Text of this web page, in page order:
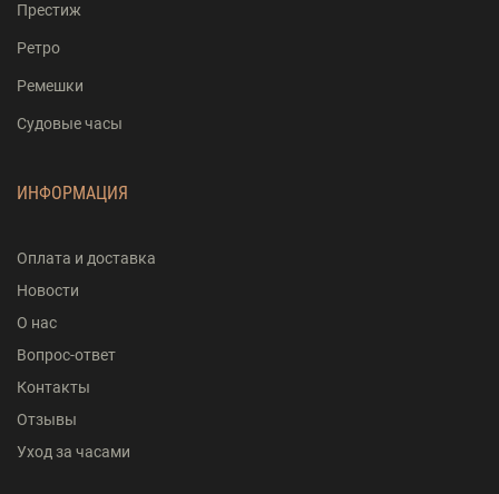
Престиж
Ретро
Ремешки
Судовые часы
ИНФОРМАЦИЯ
Оплата и доставка
Новости
О нас
Вопрос-ответ
Контакты
Отзывы
Уход за часами